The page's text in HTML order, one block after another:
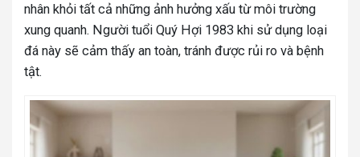
nhân khỏi tất cả những ảnh hưởng xấu từ môi trường
xung quanh. Người tuổi Quý Hợi 1983 khi sử dụng loại
đá này sẽ cảm thấy an toàn, tránh được rủi ro và bệnh
tật.